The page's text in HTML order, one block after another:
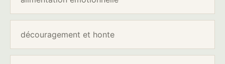
découragement et honte